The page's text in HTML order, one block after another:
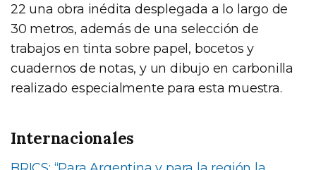
22 una obra inédita desplegada a lo largo de
30 metros, además de una selección de
trabajos en tinta sobre papel, bocetos y
cuadernos de notas, y un dibujo en carbonilla
realizado especialmente para esta muestra.
Internacionales